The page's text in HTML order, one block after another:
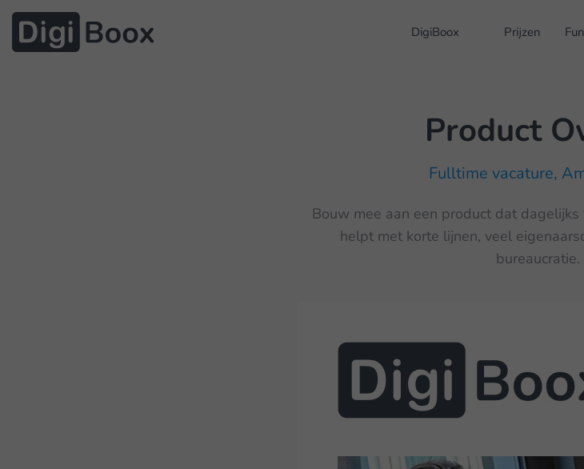
DigiBoox Prijzen
Product
Fulltime vacature,
Bouw mee aan een product dat
helpt met korte lijnen, veel
bureaucratie.